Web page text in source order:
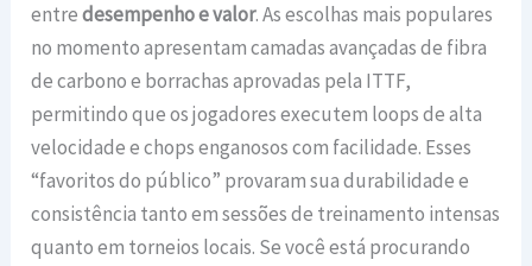
entredesempenho e valor. As escolhas mais populares
no momento apresentam camadas avançadas de fibra
de carbono e borrachas aprovadas pela ITTF,
permitindo que os jogadores executem loops de alta
velocidade e chops enganosos com facilidade. Esses
“favoritos do público” provaram sua durabilidade e
consistência tanto em sessões de treinamento intensas
quanto em torneios locais. Se você está procurando